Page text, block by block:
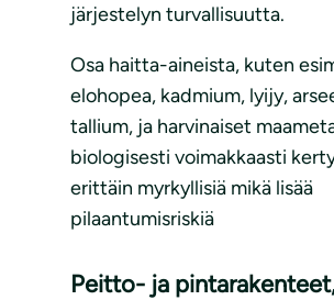
järjestelyn turvallisuutta.
Osa haitta-aineista, kuten
elohopea, kadmium, lyijy,
tallium, ja harvinaiset
biologisesti voimakkaasti
erittäin myrkyllisiä mikä lisää
pilaantumisriskiä
Peitto- ja